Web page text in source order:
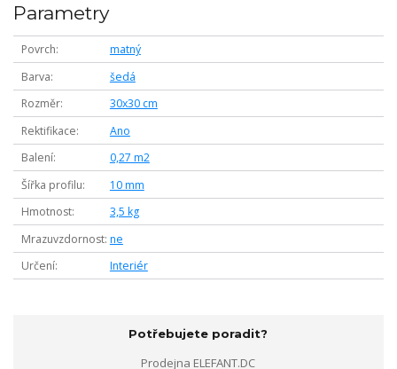
Parametry
Povrch
matný
Barva
šedá
Rozměr
30x30 cm
Rektifikace
Ano
Balení
0,27 m2
Šířka profilu
10 mm
Hmotnost
3,5 kg
Mrazuvzdornost ne
Určení
Interiér
Potřebujete poradit?
Prodejna ELEFANT.DC